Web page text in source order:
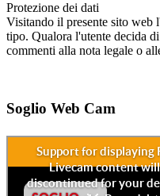
Protezione dei dati
Visitando il presente sito web
tipo. Qualora l'utente decida
commenti alla nota legale o
Soglio Web Cam